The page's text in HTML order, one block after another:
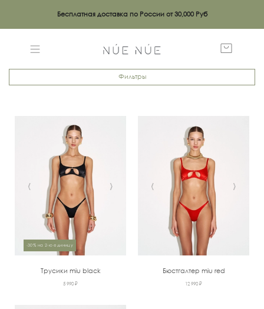
Бесплатная доставка по России от 30,000 Руб
Фильтры
‹ ›
-30% на 2-ю единицу
Трусики miu black
5 990 ₽
‹ ›
Бюстгалтер miu red
12 990 ₽